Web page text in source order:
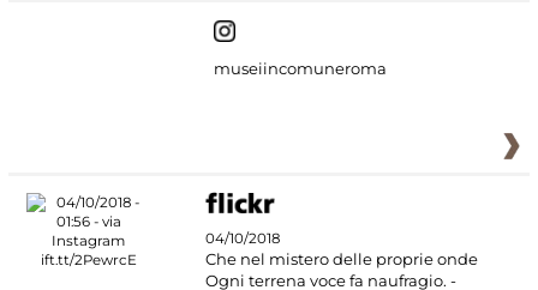
museiincomuneroma
04/10/2018
Che nel mistero delle proprie onde
Ogni terrena voce fa naufragio. -